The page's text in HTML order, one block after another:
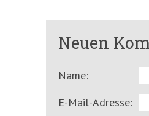
Neuen
Name:
E-Mail-Adresse: